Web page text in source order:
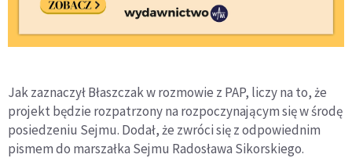
Jak zaznaczył Błaszczak w rozmowie z PAP, liczy na to, że
projekt będzie rozpatrzony na rozpoczynającym się w środę
posiedzeniu Sejmu. Dodał, że zwróci się z odpowiednim
pismem do marszałka Sejmu Radosława Sikorskiego.